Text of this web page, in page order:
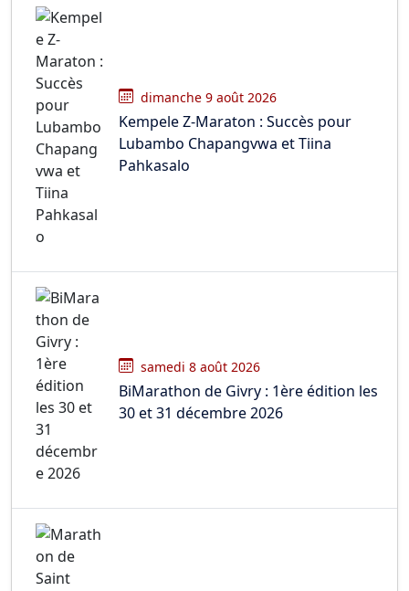
dimanche 9 août 2026
Kempele Z-Maraton : Succès pour
Lubambo Chapangvwa et Tiina
Pahkasalo
samedi 8 août 2026
BiMarathon de Givry : 1ère édition les
30 et 31 décembre 2026